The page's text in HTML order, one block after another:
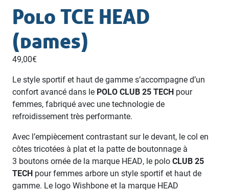
Polo TCE HEAD
(dames)
49,00€
Le style sportif et haut de gamme s’accompagne d’un
confort avancé dans le POLO CLUB 25 TECH pour
femmes, fabriqué avec une technologie de
refroidissement très performante.
Avec l’empiècement contrastant sur le devant, le col en
côtes tricotées à plat et la patte de boutonnage à
3 boutons ornée de la marque HEAD, le poloCLUB 25
TECH pour femmes arbore un style sportif et haut de
gamme. Le logo Wishbone et la marque HEAD